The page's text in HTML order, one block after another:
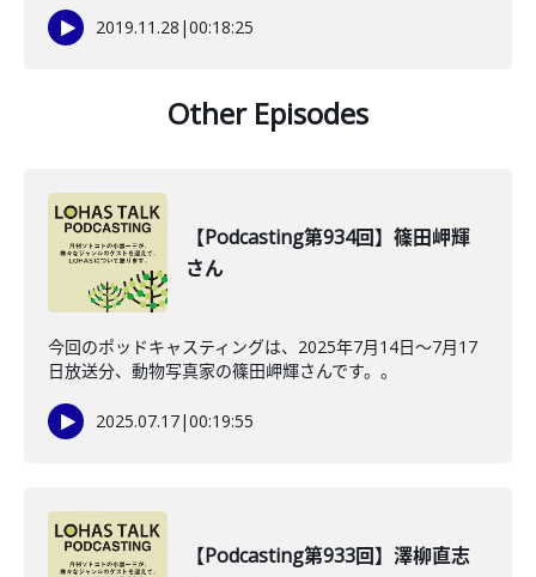
2019.11.28 |00:18:25
Other Episodes
【Podcasting第934回】篠田岬輝
さん
今回のポッドキャスティングは、2025年7月14日〜7月17
日放送分、動物写真家の篠田岬輝さんです。。
2025.07.17|00:19:55
【Podcasting第933回】澤柳直志